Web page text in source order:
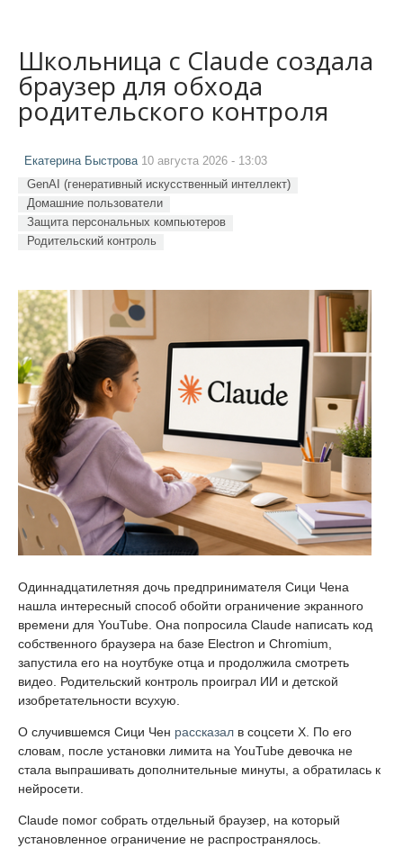
Школьница с Claude создала
браузер для обхода
родительского контроля
Екатерина Быстрова 10 августа 2026 - 13:03
GenAI (генеративный искусственный интеллект)
Домашние пользователи
Защита персональных компьютеров
Родительский контроль
Одиннадцатилетняя дочь предпринимателя Сици Чена
нашла интересный способ обойти ограничение экранного
времени для YouTube. Она попросила Claude написать код
собственного браузера на базе Electron и Chromium,
запустила его на ноутбуке отца и продолжила смотреть
видео. Родительский контроль проиграл ИИ и детской
изобретательности всухую.
О случившемся Сици Чен рассказал в соцсети X. По его
словам, после установки лимита на YouTube девочка не
стала выпрашивать дополнительные минуты, а обратилась к
нейросети.
Claude помог собрать отдельный браузер, на который
установленное ограничение не распространялось.